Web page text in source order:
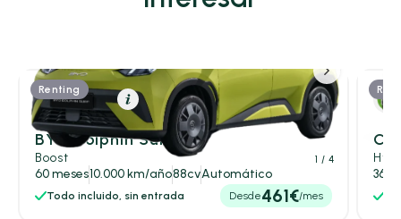
1 / 4
Renting
Eléctrico Resumen
BYD Dolphin Surf
Boost
60 meses10.000 km/año88cvAutomático
Todo incluido, sin entrada Desde461€/mes
36